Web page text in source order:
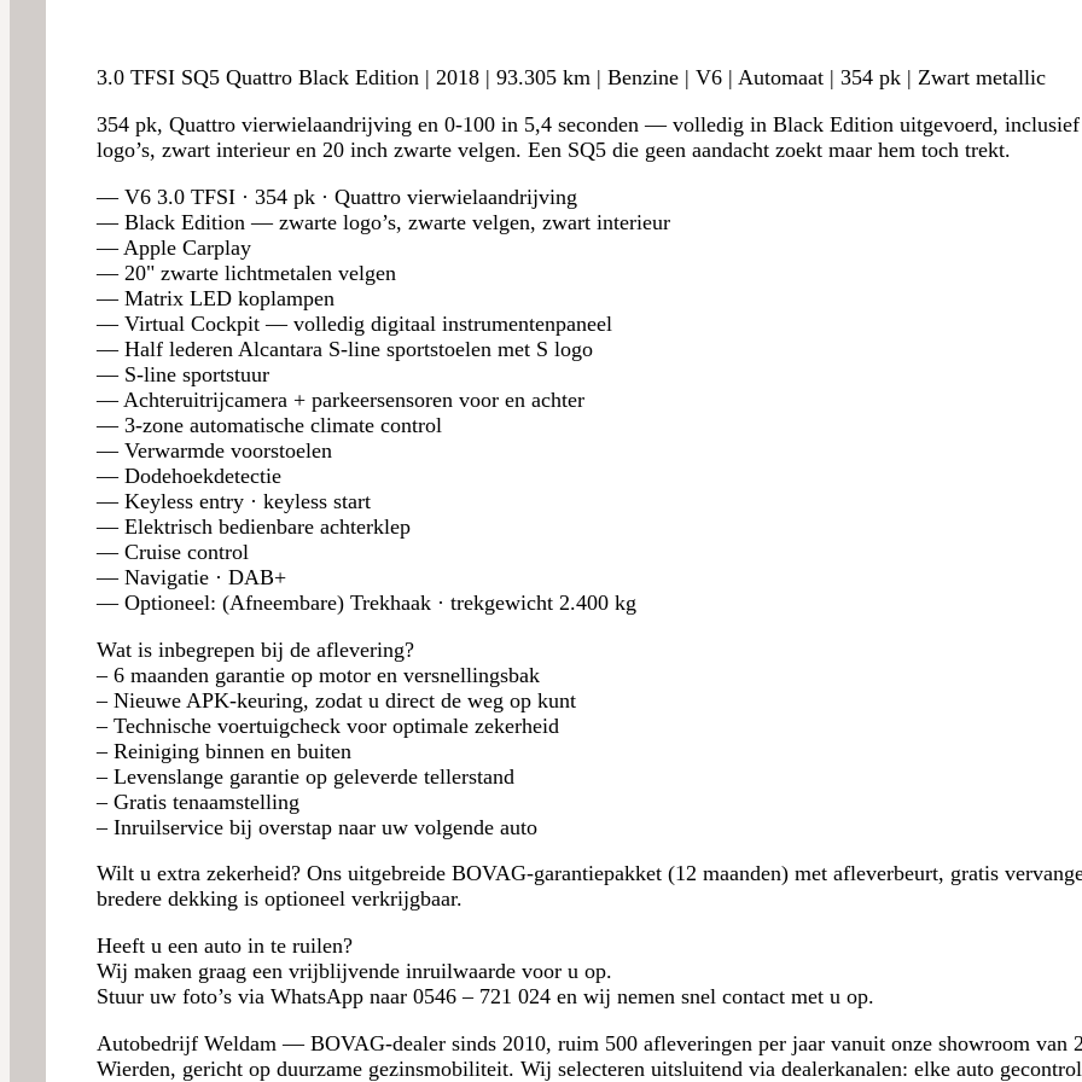
3.0 TFSI SQ5 Quattro Black Edition | 2018 | 93.305 km | Benzine | V6 | Automaat | 354 pk | Zwart metallic
354 pk, Quattro vierwielaandrijving en 0-100 in 5,4 seconden — volledig in Black Edition uitgevoerd,
logo’s, zwart interieur en 20 inch zwarte velgen. Een SQ5 die geen aandacht zoekt maar hem toch trekt.
— V6 3.0 TFSI · 354 pk · Quattro vierwielaandrijving
— Black Edition — zwarte logo’s, zwarte velgen, zwart interieur
— Apple Carplay
— 20" zwarte lichtmetalen velgen
— Matrix LED koplampen
— Virtual Cockpit — volledig digitaal instrumentenpaneel
— Half lederen Alcantara S-line sportstoelen met S logo
— S-line sportstuur
— Achteruitrijcamera + parkeersensoren voor en achter
— 3-zone automatische climate control
— Verwarmde voorstoelen
— Dodehoekdetectie
— Keyless entry · keyless start
— Elektrisch bedienbare achterklep
— Cruise control
— Navigatie · DAB+
— Optioneel: (Afneembare) Trekhaak · trekgewicht 2.400 kg
Wat is inbegrepen bij de aflevering?
– 6 maanden garantie op motor en versnellingsbak
– Nieuwe APK-keuring, zodat u direct de weg op kunt
– Technische voertuigcheck voor optimale zekerheid
– Reiniging binnen en buiten
– Levenslange garantie op geleverde tellerstand
– Gratis tenaamstelling
– Inruilservice bij overstap naar uw volgende auto
Wilt u extra zekerheid? Ons uitgebreide BOVAG-garantiepakket (12 maanden) met afleverbeurt, gratis
bredere dekking is optioneel verkrijgbaar.
Heeft u een auto in te ruilen?
Wij maken graag een vrijblijvende inruilwaarde voor u op.
Stuur uw foto’s via WhatsApp naar 0546 – 721 024 en wij nemen snel contact met u op.
Autobedrijf Weldam — BOVAG-dealer sinds 2010, ruim 500 afleveringen per jaar vanuit onze showroom van
Wierden, gericht op duurzame gezinsmobiliteit. Wij selecteren uitsluitend via dealerkanalen: elke auto